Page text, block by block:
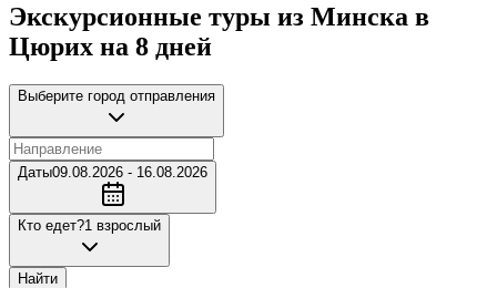
Экскурсионные туры из Минска в
Цюрих на 8 дней
Выберите город отправления
Даты09.08.2026 - 16.08.2026
Кто едет?1 взрослый
Найти